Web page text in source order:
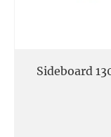
Sideboard